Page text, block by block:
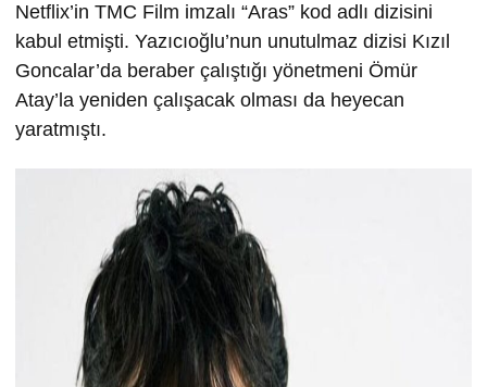
Netflix’in TMC Film imzalı “Aras” kod adlı dizisini
kabul etmişti. Yazıcıoğlu’nun unutulmaz dizisi Kızıl
Goncalar’da beraber çalıştığı yönetmeni Ömür
Atay’la yeniden çalışacak olması da heyecan
yaratmıştı.